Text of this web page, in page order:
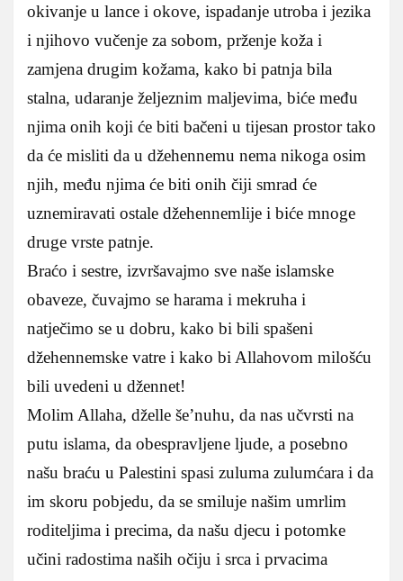
okivanje u lance i okove, ispadanje utroba i jezika
i njihovo vučenje za sobom, prženje koža i
zamjena drugim kožama, kako bi patnja bila
stalna, udaranje željeznim maljevima, biće među
njima onih koji će biti bačeni u tijesan prostor tako
da će misliti da u džehennemu nema nikoga osim
njih, među njima će biti onih čiji smrad će
uznemiravati ostale džehennemlije i biće mnoge
druge vrste patnje.
Braćo i sestre, izvršavajmo sve naše islamske
obaveze, čuvajmo se harama i mekruha i
natječimo se u dobru, kako bi bili spašeni
džehennemske vatre i kako bi Allahovom milošću
bili uvedeni u džennet!
Molim Allaha, dželle še’nuhu, da nas učvrsti na
putu islama, da obespravljene ljude, a posebno
našu braću u Palestini spasi zuluma zulumćara i da
im skoru pobjedu, da se smiluje našim umrlim
roditeljima i precima, da našu djecu i potomke
učini radostima naših očiju i srca i prvacima